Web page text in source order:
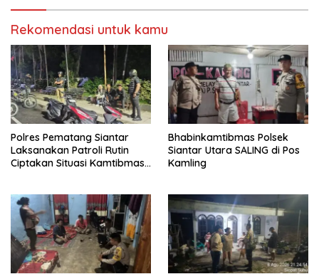
Rekomendasi untuk kamu
Polres Pematang Siantar
Laksanakan Patroli Rutin
Ciptakan Situasi Kamtibmas
Bhabinkamtibmas Polsek
Siantar Utara SALING di Pos
Kamling